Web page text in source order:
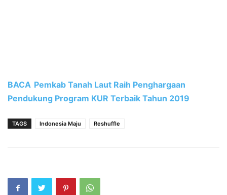
BACA Pemkab Tanah Laut Raih Penghargaan
Pendukung Program KUR Terbaik Tahun 2019
TAGS Indonesia Maju Reshuffle